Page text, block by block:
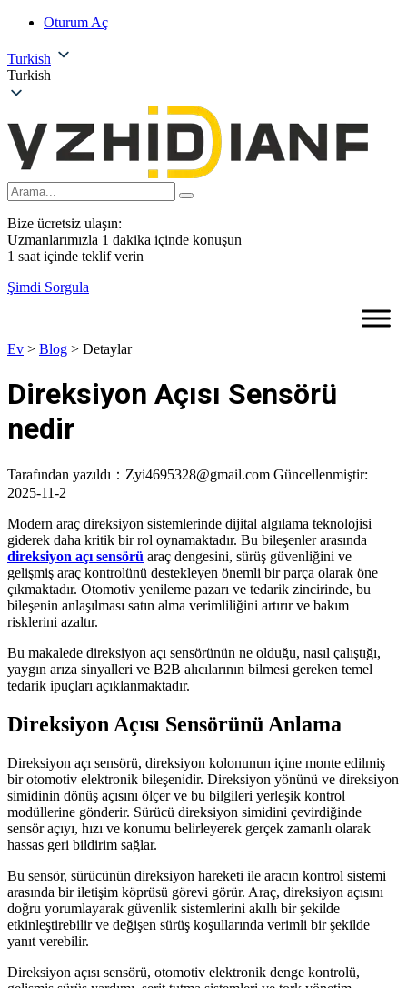
Oturum Aç
Turkish
Turkish
Bize ücretsiz ulaşın:
Uzmanlarımızla 1 dakika içinde konuşun
1 saat içinde teklif verin
Şimdi Sorgula
Ev > Blog > Detaylar
Direksiyon Açısı Sensörü
nedir
Tarafından yazıldı：Zyi4695328@gmail.com Güncellenmiştir:
2025-11-2
Modern araç direksiyon sistemlerinde dijital algılama teknolojisi
giderek daha kritik bir rol oynamaktadır. Bu bileşenler arasında
direksiyon açı sensörü araç dengesini, sürüş güvenliğini ve
gelişmiş araç kontrolünü destekleyen önemli bir parça olarak öne
çıkmaktadır. Otomotiv yenileme pazarı ve tedarik zincirinde, bu
bileşenin anlaşılması satın alma verimliliğini artırır ve bakım
risklerini azaltır.
Bu makalede direksiyon açı sensörünün ne olduğu, nasıl çalıştığı,
yaygın arıza sinyalleri ve B2B alıcılarının bilmesi gereken temel
tedarik ipuçları açıklanmaktadır.
Direksiyon Açısı Sensörünü Anlama
Direksiyon açı sensörü, direksiyon kolonunun içine monte edilmiş
bir otomotiv elektronik bileşenidir. Direksiyon yönünü ve direksiyon
simidinin dönüş açısını ölçer ve bu bilgileri yerleşik kontrol
modüllerine gönderir. Sürücü direksiyon simidini çevirdiğinde
sensör açıyı, hızı ve konumu belirleyerek gerçek zamanlı olarak
hassas geri bildirim sağlar.
Bu sensör, sürücünün direksiyon hareketi ile aracın kontrol sistemi
arasında bir iletişim köprüsü görevi görür. Araç, direksiyon açısını
doğru yorumlayarak güvenlik sistemlerini akıllı bir şekilde
etkinleştirebilir ve değişen sürüş koşullarında verimli bir şekilde
yanıt verebilir.
Direksiyon açısı sensörü, otomotiv elektronik denge kontrolü,